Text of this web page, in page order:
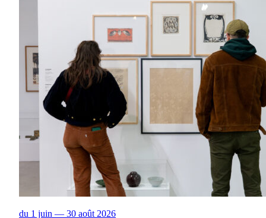
du 1 juin — 30 août 2026